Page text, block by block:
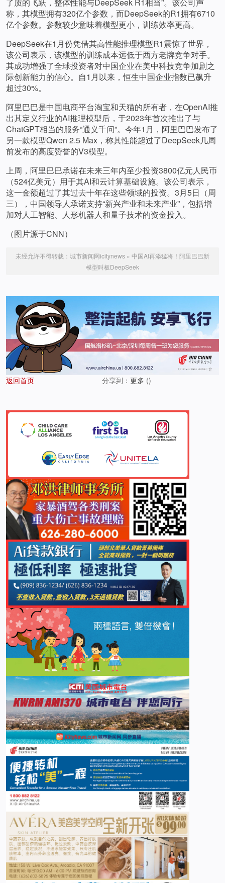
称，其模型拥有320亿个参数，而DeepSeek的R1拥有6710
亿个参数。参数较少意味着模型更小，训练效率更高。
DeepSeek在1月份凭借其高性能推理模型R1震惊了世界，
该公司表示，该模型的训练成本远低于西方老牌竞争对手。
其成功增强了全球投资者对中国企业在美中科技竞争加剧之
际创新能力的信心。自1月以来，恒生中国企业指数已飙升
超过30%。
阿里巴巴是中国电商平台淘宝和天猫的所有者，在OpenAI推
出其定义行业的AI推理模型后，于2023年首次推出了与
ChatGPT相当的服务“通义千问”。今年1月，阿里巴巴发布了
另一款模型Qwen 2.5 Max，称其性能超过了DeepSeek几周
前发布的高度赞誉的V3模型。
上周，阿里巴巴承诺在未来三年内至少投资3800亿元人民币
（524亿美元）用于其AI和云计算基础设施。该公司表示，
这一金额超过了其过去十年在这些领域的投资。3月5日（周
三），中国领导人承诺支持“新兴产业和未来产业”，包括增
加对人工智能、人形机器人和量子技术的资金投入。
（图片源于CNN）
未经允许不得转载： 城市新闻网icitynews » 中国AI再添猛将！阿里巴巴新
模型叫板DeepSeek
返回首页 分享到： 更多 ()